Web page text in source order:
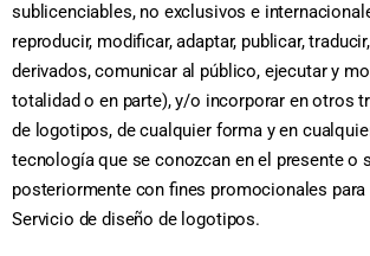
sublicenciables, no exclusivos e
reproducir, modificar, adaptar, publicar,
derivados, comunicar al público, ejecutar y
totalidad o en parte), y/o incorporar en otros
de logotipos, de cualquier forma y en
tecnología que se conozcan en el presente o
posteriormente con fines promocionales
Servicio de diseño de logotipos.